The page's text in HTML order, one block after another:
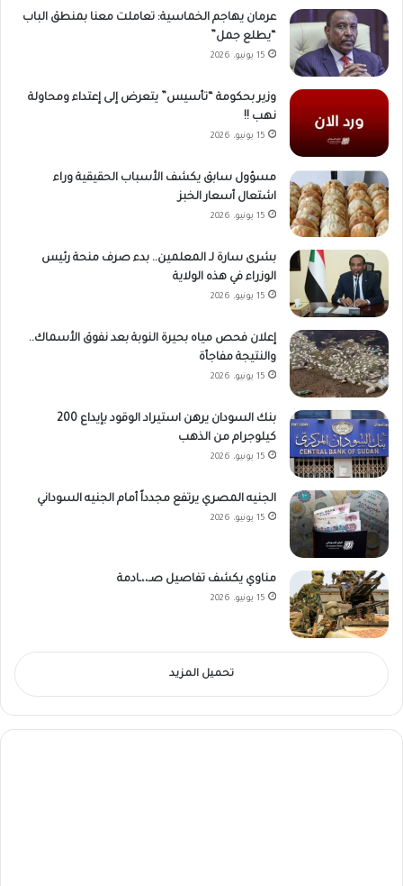
عرمان يهاجم الخماسية: تعاملت معنا بمنطق الباب
“يطلع جمل”
15 يونيو، 2026
وزير بحكومة “تأسيس” يتعرض إلى إعتداء ومحاولة
نهب !!
15 يونيو، 2026
مسؤول سابق يكشف الأسباب الحقيقية وراء
اشتعال أسعار الخبز
15 يونيو، 2026
بشرى سارة لـ المعلمين.. بدء صرف منحة رئيس
الوزراء في هذه الولاية
15 يونيو، 2026
إعلان فحص مياه بحيرة النوبة بعد نفوق الأسماك..
والنتيجة مفاجأة
15 يونيو، 2026
بنك السودان يرهن استيراد الوقود بإيداع 200
كيلوجرام من الذهب
15 يونيو، 2026
الجنيه المصري يرتفع مجدداً أمام الجنيه السوداني
15 يونيو، 2026
مناوي يكشف تفاصيل صـ،،ـادمة
15 يونيو، 2026
تحميل المزيد